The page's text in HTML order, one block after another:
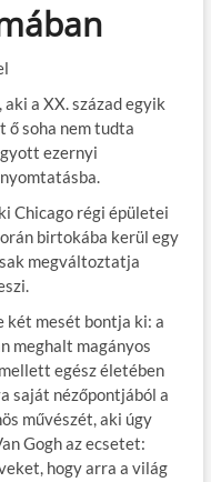
a XX. század egyik
ő soha nem tudta
ezernyi
Chicago régi épületei
birtokába kerül egy
megváltoztatja
két mesét bontja ki: a
meghalt magányos
egész életében
saját nézőpontjából a
művészét, aki úgy
Gogh az ecsetet:
hogy arra a világ